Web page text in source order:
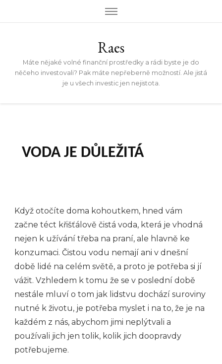
Raes
Máte nějaké volné finanční prostředky a rádi byste je do
něčeho investovali? Pak máte nepřeberně možností. Ale jistá
je u všech investic jen nejistota.
VODA JE DŮLEŽITÁ
Když otočíte doma kohoutkem, hned vám
začne téct křišťálově čistá voda, která je vhodná
nejen k užívání třeba na praní, ale hlavně ke
konzumaci. Čistou vodu nemají ani v dnešní
době lidé na celém světě, a proto je potřeba si jí
vážit. Vzhledem k tomu že se v poslední době
nestále mluví o tom jak lidstvu dochází suroviny
nutné k životu, je potřeba myslet i na to, že je na
každém z nás, abychom jimi neplýtvali a
používali jich jen tolik, kolik jich doopravdy
potřebujeme.